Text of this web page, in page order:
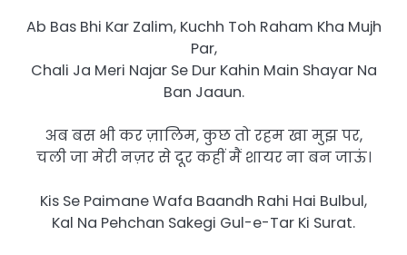
Ab Bas Bhi Kar Zalim, Kuchh Toh Raham Kha Mujh
Par,
Chali Ja Meri Najar Se Dur Kahin Main Shayar Na
Ban Jaaun.
अब बस भी कर ज़ालिम, कुछ तो रहम खा मुझ पर,
चली जा मेरी नज़र से दूर कहीं मैं शायर ना बन जाऊं।
Kis Se Paimane Wafa Baandh Rahi Hai Bulbul,
Kal Na Pehchan Sakegi Gul-e-Tar Ki Surat.